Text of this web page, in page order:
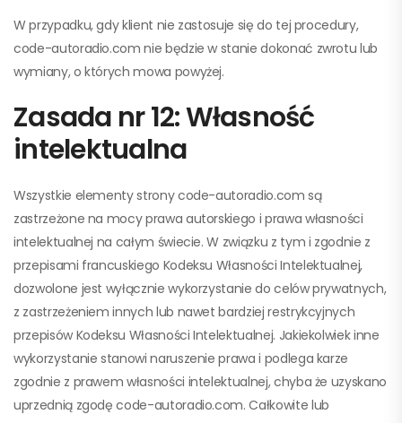
W przypadku, gdy klient nie zastosuje się do tej procedury,
code-autoradio.com nie będzie w stanie dokonać zwrotu lub
wymiany, o których mowa powyżej.
Zasada nr 12: Własność
intelektualna
Wszystkie elementy strony code-autoradio.com są
zastrzeżone na mocy prawa autorskiego i prawa własności
intelektualnej na całym świecie. W związku z tym i zgodnie z
przepisami francuskiego Kodeksu Własności Intelektualnej,
dozwolone jest wyłącznie wykorzystanie do celów prywatnych,
z zastrzeżeniem innych lub nawet bardziej restrykcyjnych
przepisów Kodeksu Własności Intelektualnej. Jakiekolwiek inne
wykorzystanie stanowi naruszenie prawa i podlega karze
zgodnie z prawem własności intelektualnej, chyba że uzyskano
uprzednią zgodę code-autoradio.com. Całkowite lub